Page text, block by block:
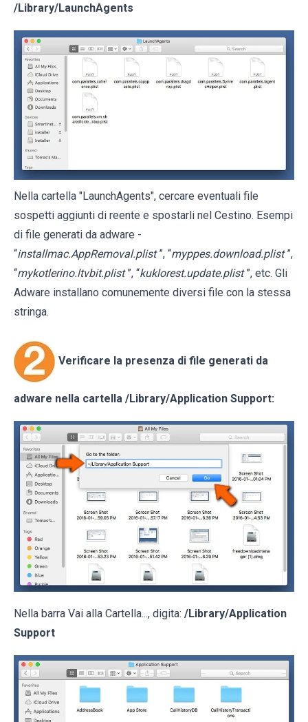
/Library/LaunchAgents
Nella cartella "LaunchAgents", cercare eventuali file
sospetti aggiunti di reente e spostarli nel Cestino. Esempi
di file generati da adware -
“installmac.AppRemoval.plist ”, “myppes.download.plist ”,
“mykotlerino.ltvbit.plist ”, “kuklorest.update.plist ”, etc. Gli
Adware installano comunemente diversi file con la stessa
stringa.
Verificare la presenza di file generati da
adware nella cartella /Library/Application Support:
Nella barra Vai alla Cartella..., digita: /Library/Application
Support